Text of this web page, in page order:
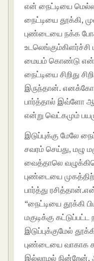
என் நைட்டியை
நைட்டியை தூக்கி,
புண்டையை நக்க
உடலெங்கும்கிளர்ச்சி
மையம் கொண்டு என்
நைட்டியை சிறிது
இருந்தான்.
பார்த்தால் இவ்ளோ
என்று வெட்கமும்
இடுப்புக்கு மேலே
சவரம் செய்து, மழு
வைத்தாலெ
புண்டையை
பார்த்து
“நைட்டியை தூக்கி
மகுடிக்கு
இடுப்புக்குமேல்
புண்டையை வாகாக
இல்லாமல் நின்றேன்.